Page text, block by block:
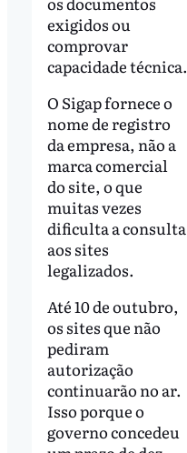
exigidos ou
comprovar
capacidade técnica.
O Sigap fornece o
nome de registro
da empresa, não a
marca comercial
do site, o que
muitas vezes
dificulta a consulta
aos sites
legalizados.
Até 10 de outubro,
os sites que não
pediram
autorização
continuarão no ar.
Isso porque o
governo concedeu